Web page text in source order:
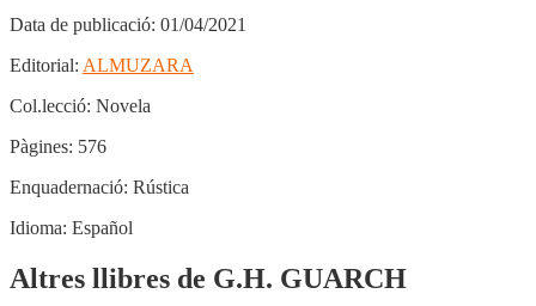
Data de publicació: 01/04/2021
Editorial: ALMUZARA
Col.lecció: Novela
Pàgines: 576
Enquadernació: Rústica
Idioma: Español
Altres llibres de G.H. GUARCH